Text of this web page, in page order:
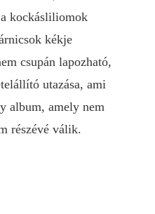
kockásliliomok
kékje
csupán lapozható,
utazása, ami
album, amely nem
részévé válik.